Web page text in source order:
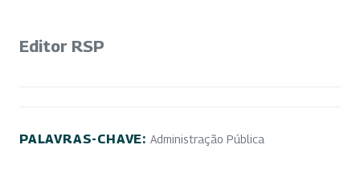
Editor RSP
PALAVRAS-CHAVE: Administração Pública